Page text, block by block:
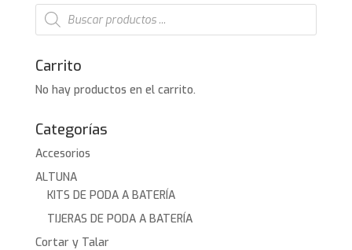
Búsqueda
de
productos
Carrito
No hay productos en el carrito.
Categorías
Accesorios
ALTUNA
KITS DE PODA A BATERÍA
TIJERAS DE PODA A BATERÍA
Cortar y Talar